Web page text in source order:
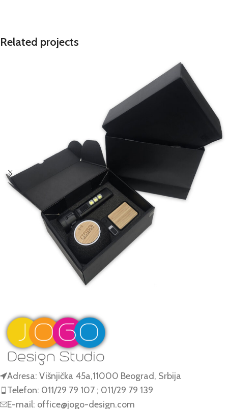
Related projects
Adresa: Višnjička 45a,11000 Beograd, Srbija
Telefon: 011/29 79 107 ; 011/29 79 139
E-mail: office@jogo-design.com